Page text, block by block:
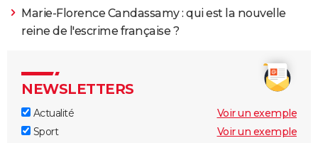
Marie-Florence Candassamy : qui est la nouvelle
reine de l'escrime française ?
NEWSLETTERS
Actualité
Voir un exemple
Sport
Voir un exemple